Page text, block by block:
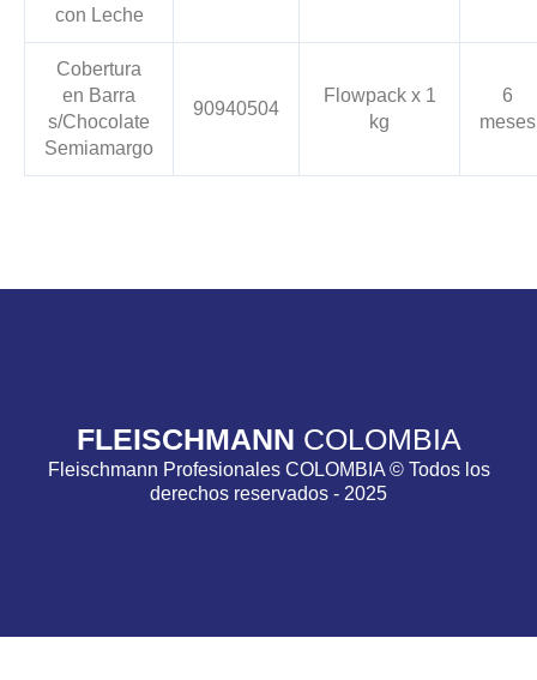
con Leche
Cobertura
en Barra
s/Chocolate
Semiamargo
90940504
Flowpack x 1
kg
6
meses
FLEISCHMANN COLOMBIA
Fleischmann Profesionales COLOMBIA © Todos los
derechos reservados - 2025